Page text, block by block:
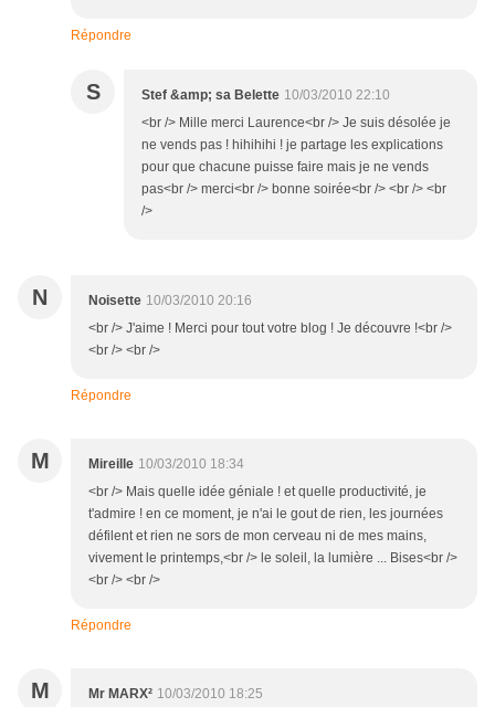
Répondre
S Stef &amp; sa Belette 10/03/2010 22:10
<br /> Mille merci Laurence<br /> Je suis désolée je
ne vends pas ! hihihihi ! je partage les explications
pour que chacune puisse faire mais je ne vends
pas<br /> merci<br /> bonne soirée<br /> <br /> <br
/>
N Noisette 10/03/2010 20:16
<br /> J'aime ! Merci pour tout votre blog ! Je découvre !<br />
<br /> <br />
Répondre
M Mireille 10/03/2010 18:34
<br /> Mais quelle idée géniale ! et quelle productivité, je
t'admire ! en ce moment, je n'ai le gout de rien, les journées
défilent et rien ne sors de mon cerveau ni de mes mains,
vivement le printemps,<br /> le soleil, la lumière ... Bises<br />
<br /> <br />
Répondre
M Mr MARX² 10/03/2010 18:25